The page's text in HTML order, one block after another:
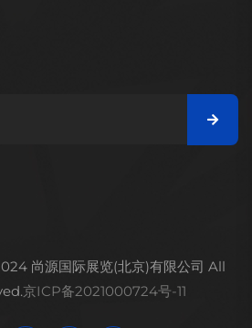
尚源国际展览(北京)有限公司 All
京ICP备2021000724号-11